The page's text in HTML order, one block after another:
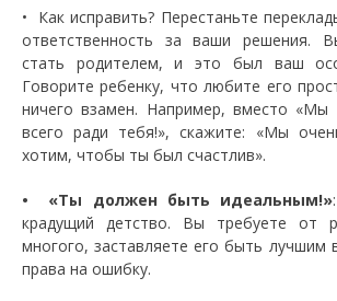
• Как исправить? Перестаньте
ответственность за ваши решения.
стать родителем, и это был ваш
Говорите ребенку, что любите его
ничего взамен. Например, вместо «Мы
всего ради тебя!», скажите: «Мы
хотим, чтобы ты был счастлив».
• «Ты должен быть идеальным!»
крадущий детство. Вы требуете от
многого, заставляете его быть лучшим
права на ошибку.